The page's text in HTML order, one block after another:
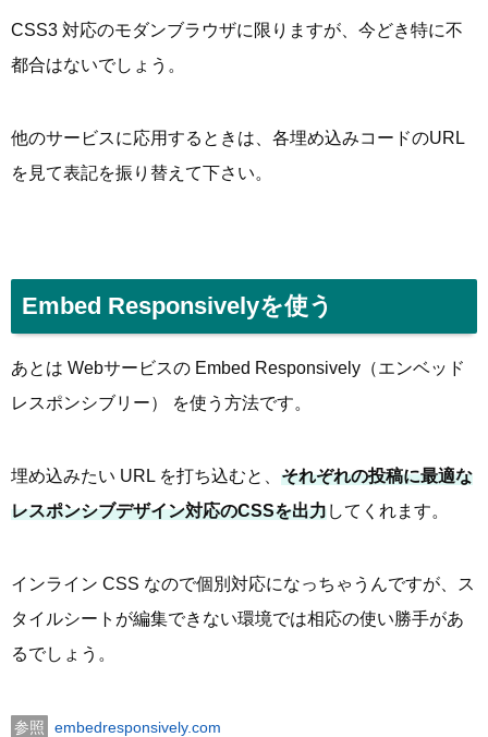
CSS3 対応のモダンブラウザに限りますが、今どき特に不
都合はないでしょう。
他のサービスに応用するときは、各埋め込みコードのURL
を見て表記を振り替えて下さい。
Embed Responsivelyを使う
あとは Webサービスの Embed Responsively（エンベッド
レスポンシブリー） を使う方法です。
埋め込みたい URL を打ち込むと、 それぞれの投稿に最適な
レスポンシブデザイン対応のCSSを出力してくれます。
インライン CSS なので個別対応になっちゃうんですが、ス
タイルシートが編集できない環境では相応の使い勝手があ
るでしょう。
embedresponsively.com